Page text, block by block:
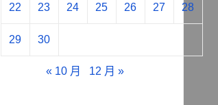
22 23 24 25 26 27 28
29 30
« 10 月 12 月 »